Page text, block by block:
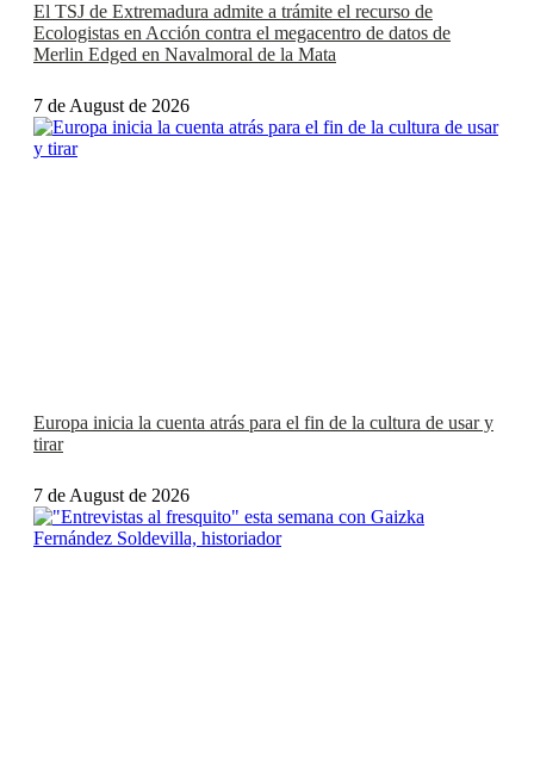
El TSJ de Extremadura admite a trámite el recurso de
Ecologistas en Acción contra el megacentro de datos de
Merlin Edged en Navalmoral de la Mata
7 de August de 2026
Europa inicia la cuenta atrás para el fin de la cultura de usar y
tirar
7 de August de 2026